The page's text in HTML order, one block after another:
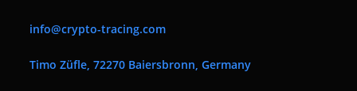
info@crypto-tracing.com
Timo Züfle, 72270 Baiersbronn, Germany